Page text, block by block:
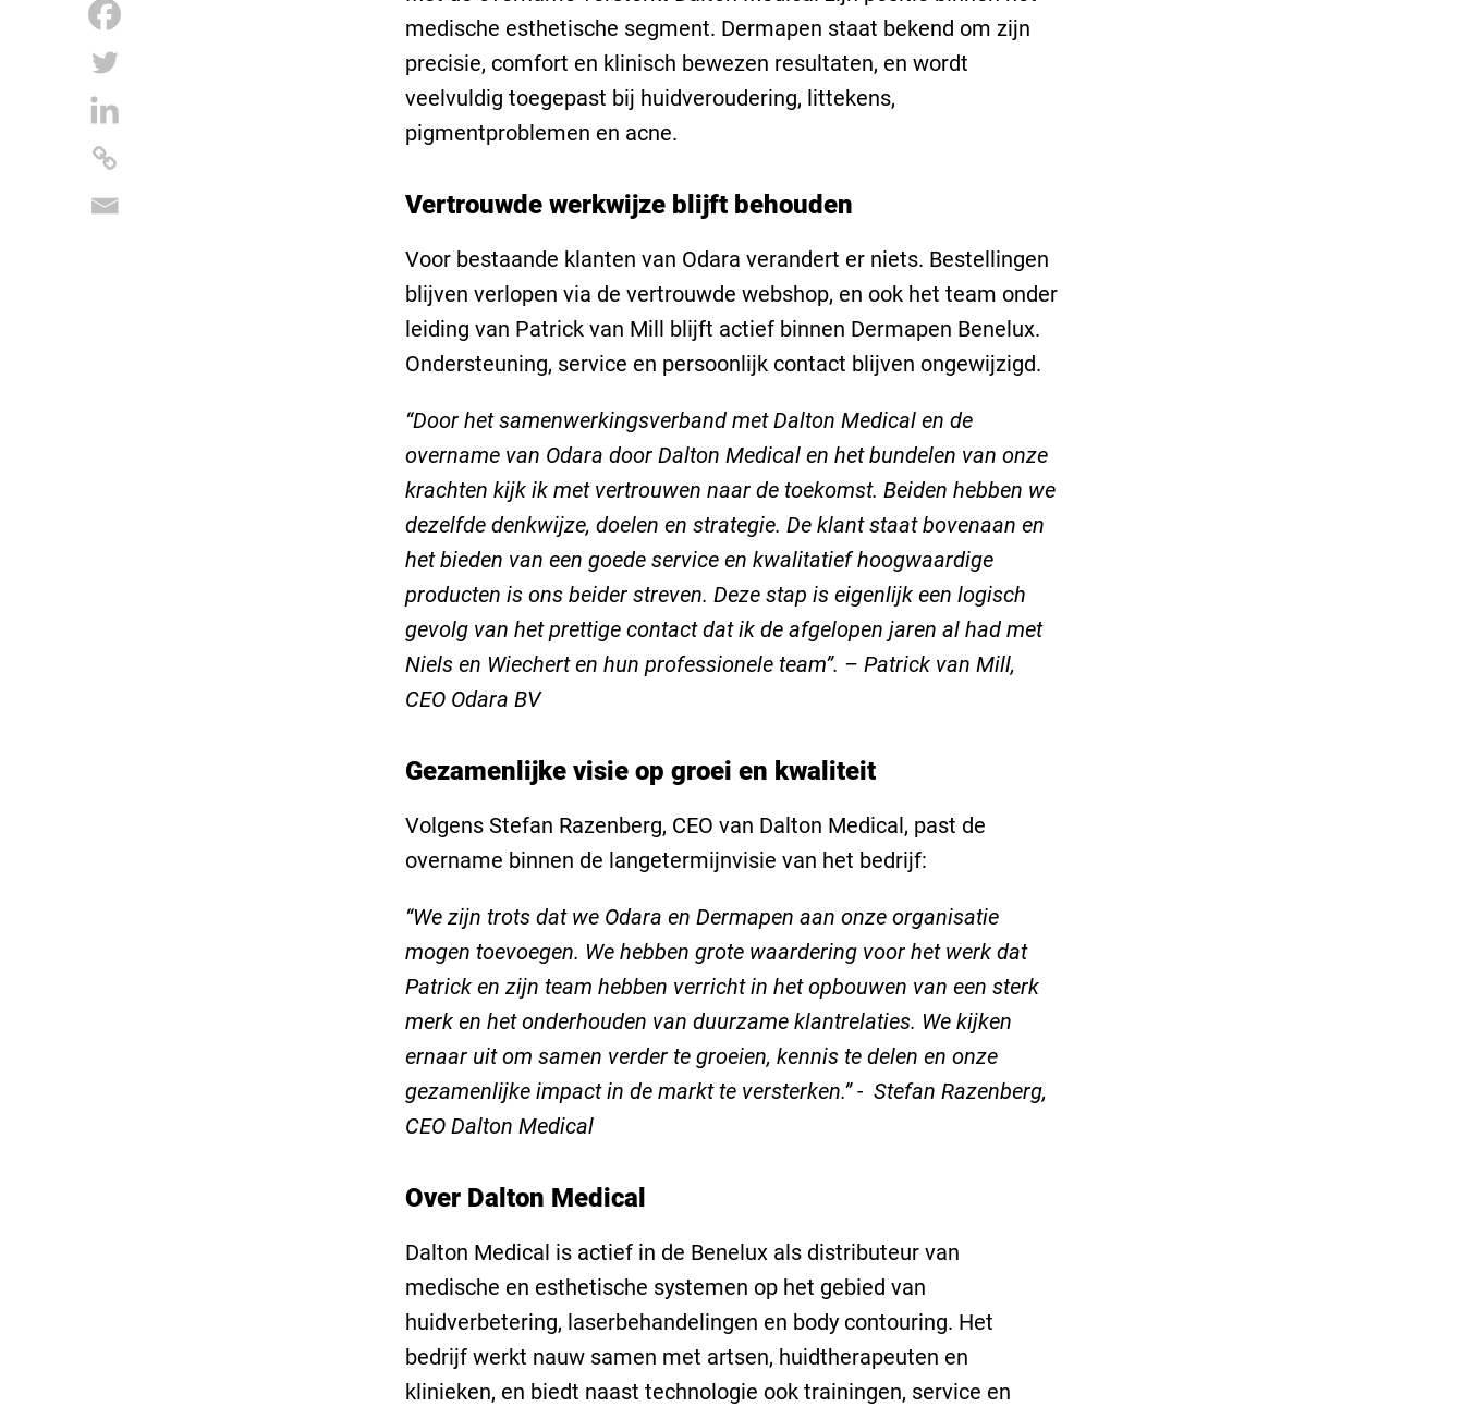
medische esthetische segment. Dermapen staat bekend om zijn
precisie, comfort en klinisch bewezen resultaten, en wordt
veelvuldig toegepast bij huidveroudering, littekens,
pigmentproblemen en acne.
Vertrouwde werkwijze blijft behouden
Voor bestaande klanten van Odara verandert er niets. Bestellingen
blijven verlopen via de vertrouwde webshop, en ook het team onder
leiding van Patrick van Mill blijft actief binnen Dermapen Benelux.
Ondersteuning, service en persoonlijk contact blijven ongewijzigd.
“Door het samenwerkingsverband met Dalton Medical en de
overname van Odara door Dalton Medical en het bundelen van onze
krachten kijk ik met vertrouwen naar de toekomst. Beiden hebben we
dezelfde denkwijze, doelen en strategie. De klant staat bovenaan en
het bieden van een goede service en kwalitatief hoogwaardige
producten is ons beider streven. Deze stap is eigenlijk een logisch
gevolg van het prettige contact dat ik de afgelopen jaren al had met
Niels en Wiechert en hun professionele team”. – Patrick van Mill,
CEO Odara BV
Gezamenlijke visie op groei en kwaliteit
Volgens Stefan Razenberg, CEO van Dalton Medical, past de
overname binnen de langetermijnvisie van het bedrijf:
“We zijn trots dat we Odara en Dermapen aan onze organisatie
mogen toevoegen. We hebben grote waardering voor het werk dat
Patrick en zijn team hebben verricht in het opbouwen van een sterk
merk en het onderhouden van duurzame klantrelaties. We kijken
ernaar uit om samen verder te groeien, kennis te delen en onze
gezamenlijke impact in de markt te versterken.” - Stefan Razenberg,
CEO Dalton Medical
Over Dalton Medical
Dalton Medical is actief in de Benelux als distributeur van
medische en esthetische systemen op het gebied van
huidverbetering, laserbehandelingen en body contouring. Het
bedrijf werkt nauw samen met artsen, huidtherapeuten en
klinieken, en biedt naast technologie ook trainingen, service en